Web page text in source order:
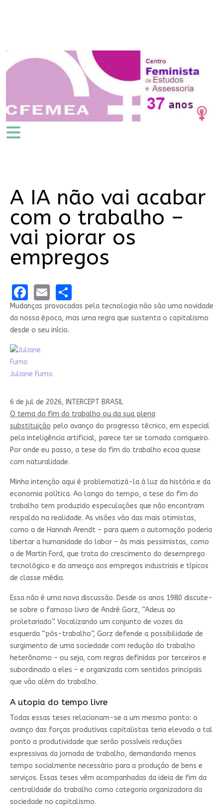
A IA não vai acabar
com o trabalho –
vai piorar os
empregos
Facebook
EmailShare
Mudanças provocadas pela tecnologia não são uma novidade
da nossa época, mas uma regra que sustenta o capitalismo
desde o seu início.
Juliane Furno
6 de jul de 2026, INTERCEPT BRASIL
O tema do fim do trabalho ou da sua plena
substituição pelo avanço do progresso técnico, em especial
pela inteligência artificial, parece ter se tornado corriqueiro.
Por onde eu passo, a tese do fim do trabalho ecoa quase
com naturalidade.
Minha intenção aqui é problematizá-la à luz da história e da
economia política. Ao longo do tempo, a tese do fim do
trabalho tem produzido especulações que não encontram
respaldo na realidade. As visões vão das mais otimistas,
como a de Hannah Arendt – para quem a automação poderia
libertar a humanidade do labor – às mais pessimistas, como
a de Martin Ford, que trata do crescimento do desemprego
tecnológico e da ameaça aos empregos industriais e típicos
de classe média.
Essa não é uma nova discussão. Desde os anos 1980 discute-
se sobre o famoso livro de André Gorz, “Adeus ao
proletariado”. Vocalizando um conjunto de vozes da
esquerda “pós-trabalho”, Gorz defende a possibilidade de
surgimento de uma sociedade com redução do trabalho
heterônomo – ou seja, com regras definidas por terceiros e
subordinado a eles – e organizada com sentidos principais
que vão além do trabalho.
A utopia do tempo livre
Todas essas teses relacionam-se a um mesmo ponto: o
avanço das forças produtivas capitalistas teria elevado a tal
ponto a produtividade que serão possíveis reduções
expressivas da jornada de trabalho, demandando menos
tempo socialmente necessário para a produção de bens e
serviços. Essas teses vêm acompanhadas da ideia de fim da
centralidade do trabalho como categoria organizadora da
sociedade no capitalismo.